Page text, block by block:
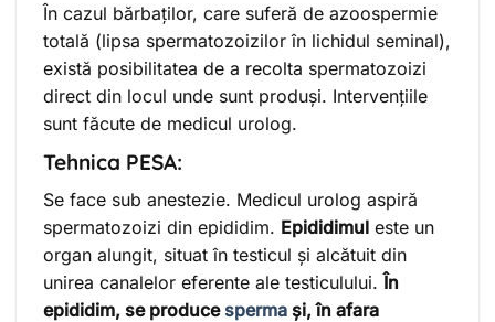
În cazul bărbaților, care suferă de azoospermie
totală (lipsa spermatozoizilor în lichidul seminal),
există posibilitatea de a recolta spermatozoizi
direct din locul unde sunt produși. Intervențiile
sunt făcute de medicul urolog.
Tehnica PESA:
Se face sub anestezie. Medicul urolog aspiră
spermatozoizi din epididim. Epididimul este un
organ alungit, situat în testicul și alcătuit din
unirea canalelor eferente ale testiculului.În
epididim, se producesperma și, în afara